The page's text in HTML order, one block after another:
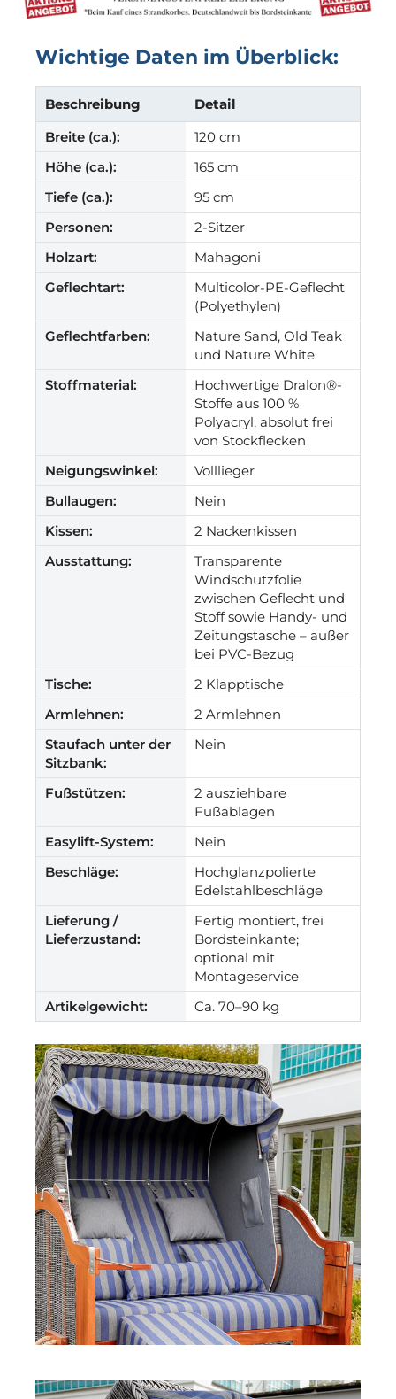
Wichtige Daten im Überblick:
Beschreibung
Detail
Breite (ca.):
120 cm
Höhe (ca.):
165 cm
Tiefe (ca.):
95 cm
Personen:
2-Sitzer
Holzart:
Mahagoni
Geflechtart:
Multicolor-PE-Geflecht
(Polyethylen)
Geflechtfarben:
Nature Sand, Old Teak
und Nature White
Stoffmaterial:
Hochwertige Dralon®-
Stoffe aus 100 %
Polyacryl, absolut frei
von Stockflecken
Neigungswinkel:
Volllieger
Bullaugen:
Nein
Kissen:
2 Nackenkissen
Ausstattung:
Transparente
Windschutzfolie
zwischen Geflecht und
Stoff sowie Handy- und
Zeitungstasche – außer
bei PVC-Bezug
Tische:
2 Klapptische
Armlehnen:
2 Armlehnen
Staufach unter der
Sitzbank:
Nein
Fußstützen:
2 ausziehbare
Fußablagen
Easylift-System:
Nein
Beschläge:
Hochglanzpolierte
Edelstahlbeschläge
Lieferung /
Lieferzustand:
Fertig montiert, frei
Bordsteinkante;
optional mit
Montageservice
Artikelgewicht:
Ca. 70–90 kg